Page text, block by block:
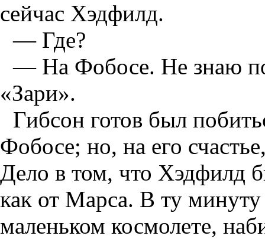
сейчас Хэдфилд.
— Где?
— На Фобосе. Не знаю
«Зари».
Гибсон готов был
Фобосе; но, на его
Дело в том, что Хэдфилд
как от Марса. В ту
маленьком космолете,